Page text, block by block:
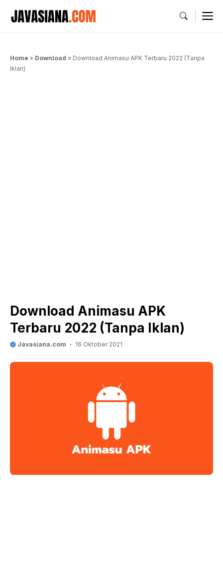
Home » Download » Download Animasu APK Terbaru 2022 (Tanpa
Iklan)
Download Animasu APK
Terbaru 2022 (Tanpa Iklan)
Javasiana.com 16 Oktober 2021